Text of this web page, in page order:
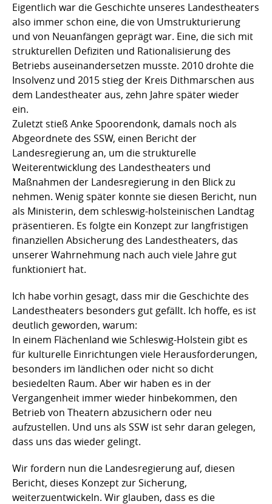
Eigentlich war die Geschichte unseres Landestheaters
also immer schon eine, die von Umstrukturierung
und von Neuanfängen geprägt war. Eine, die sich mit
strukturellen Defiziten und Rationalisierung des
Betriebs auseinandersetzen musste. 2010 drohte die
Insolvenz und 2015 stieg der Kreis Dithmarschen aus
dem Landestheater aus, zehn Jahre später wieder
ein.
Zuletzt stieß Anke Spoorendonk, damals noch als
Abgeordnete des SSW, einen Bericht der
Landesregierung an, um die strukturelle
Weiterentwicklung des Landestheaters und
Maßnahmen der Landesregierung in den Blick zu
nehmen. Wenig später konnte sie diesen Bericht, nun
als Ministerin, dem schleswig-holsteinischen Landtag
präsentieren. Es folgte ein Konzept zur langfristigen
finanziellen Absicherung des Landestheaters, das
unserer Wahrnehmung nach auch viele Jahre gut
funktioniert hat.
Ich habe vorhin gesagt, dass mir die Geschichte des
Landestheaters besonders gut gefällt. Ich hoffe, es ist
deutlich geworden, warum:
In einem Flächenland wie Schleswig-Holstein gibt es
für kulturelle Einrichtungen viele Herausforderungen,
besonders im ländlichen oder nicht so dicht
besiedelten Raum. Aber wir haben es in der
Vergangenheit immer wieder hinbekommen, den
Betrieb von Theatern abzusichern oder neu
aufzustellen. Und uns als SSW ist sehr daran gelegen,
dass uns das wieder gelingt.
Wir fordern nun die Landesregierung auf, diesen
Bericht, dieses Konzept zur Sicherung,
weiterzuentwickeln. Wir glauben, dass es die